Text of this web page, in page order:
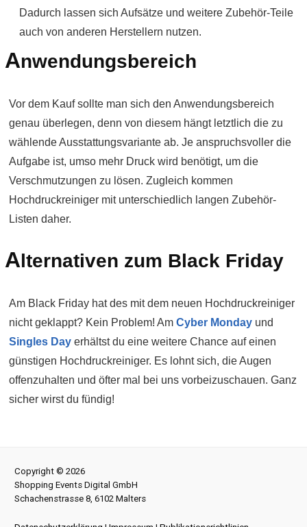
Dadurch lassen sich Aufsätze und weitere Zubehör-Teile
auch von anderen Herstellern nutzen.
Anwendungsbereich
Vor dem Kauf sollte man sich den Anwendungsbereich
genau überlegen, denn von diesem hängt letztlich die zu
wählende Ausstattungsvariante ab. Je anspruchsvoller die
Aufgabe ist, umso mehr Druck wird benötigt, um die
Verschmutzungen zu lösen. Zugleich kommen
Hochdruckreiniger mit unterschiedlich langen Zubehör-
Listen daher.
Alternativen zum Black Friday
Am Black Friday hat des mit dem neuen Hochdruckreiniger
nicht geklappt? Kein Problem! Am Cyber Monday und
Singles Day erhältst du eine weitere Chance auf einen
günstigen Hochdruckreiniger. Es lohnt sich, die Augen
offenzuhalten und öfter mal bei uns vorbeizuschauen. Ganz
sicher wirst du fündig!
Copyright © 2026
Shopping Events Digital GmbH
Schachenstrasse 8, 6102 Malters